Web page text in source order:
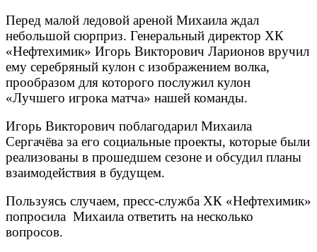
Перед малой ледовой ареной Михаила ждал
небольшой сюрприз. Генеральный директор ХК
«Нефтехимик» Игорь Викторович Ларионов вручил
ему серебряный кулон с изображением волка,
прообразом для которого послужил кулон
«Лучшего игрока матча» нашей команды.
Игорь Викторович поблагодарил Михаила
Сергачёва за его социальные проекты, которые были
реализованы в прошедшем сезоне и обсудил планы
взаимодействия в будущем.
Пользуясь случаем, пресс-служба ХК «Нефтехимик»
попросила Михаила ответить на несколько
вопросов.